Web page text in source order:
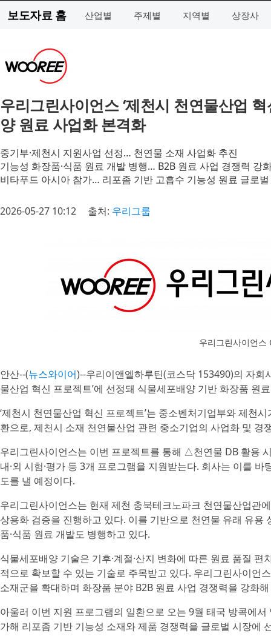
보도자료 홈 산업별 주제별 지역별 상장사
우리그린사이언스 ‘제천시 천연물산업
양 원료 사업화 본격화
중기부·제천시 지원사업 선정… 천연물 소재 사업화 추진
기능성 화장품·식품 원료 개발 병행… B2B 원료 사업 경쟁력 강
비타푸드 아시아 참가… 리포좀 기반 고흡수 기능성 원료 글로
2026-05-27 10:12 출처: 우리그룹
우리그린사이언스
안산--(뉴스와이어)--우리이앤엘하루틴(코스닥 153490)의 자회
물산업 혁신 프로젝트’에 선정돼 식물세포배양 기반 화장품 원
‘제천시 천연물산업 혁신 프로젝트’는 중소벤처기업부와 제천
환으로, 제천시 소재 천연물산업 관련 중소기업의 사업화 및 경
우리그린사이언스는 이번 프로젝트를 통해 △천연물 DB 활용
내·외 시험·평가 등 3개 프로그램을 지원받는다. 회사는 이를
도를 낼 예정이다.
우리그린사이언스는 현재 제천 충북테크노파크 천연물산업관
상용화 검증을 진행하고 있다. 이를 기반으로 천연물 유래 유
품·식품 원료 개발도 병행하고 있다.
식물세포배양 기술은 기후·계절·산지 변화에 따른 원료 품질
적으로 확보할 수 있는 기술로 주목받고 있다. 우리그린사이언
소재군을 확대하며 화장품 분야 B2B 원료 사업 경쟁력을 강화
아울러 이번 지원 프로그램의 일환으로 오는 9월 태국 방콕에
가해 리포좀 기반 기능성 소재와 제품 경쟁력을 글로벌 시장에